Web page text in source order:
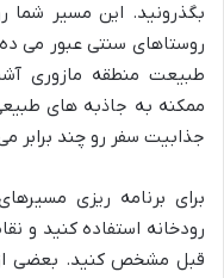
بگذرونید. این مسیر شما
روستاهای سنتی عبور می
طبیعت منطقه مازوری
ممکنه به جاذبه های
جذابیت سفر رو چند برابر
برای برنامه ریزی
رودخانه استفاده کنید و
قبل مشخص کنید. بعضی از